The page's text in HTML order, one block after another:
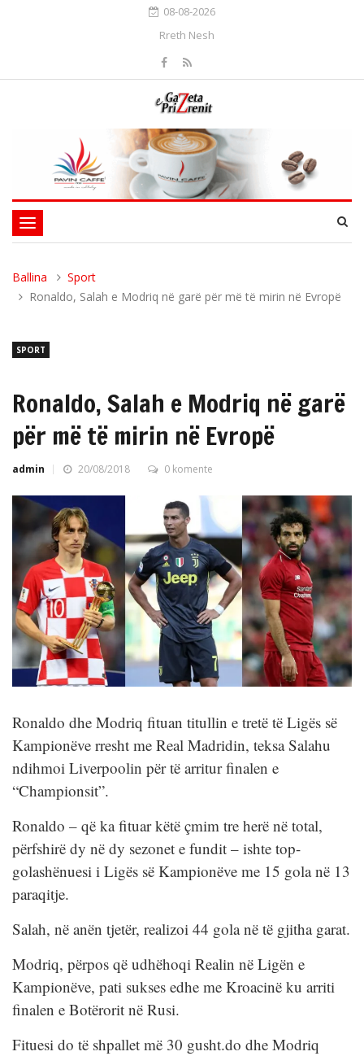
08-08-2026
Rreth Nesh
Toggle
navigation
Ballina
Sport
Ronaldo, Salah e Modriq në garë për më të mirin në Evropë
SPORT
Ronaldo, Salah e Modriq në garë
për më të mirin në Evropë
admin 20/08/2018 0 komente
Ronaldo dhe Modriq fituan titullin e tretë të Ligës së
Kampionëve rresht me Real Madridin, teksa Salahu
ndihmoi Liverpoolin për të arritur finalen e
“Championsit”.
Ronaldo – që ka fituar këtë çmim tre herë në total,
përfshirë dy në dy sezonet e fundit – ishte top-
golashënuesi i Ligës së Kampionëve me 15 gola në 13
paraqitje.
Salah, në anën tjetër, realizoi 44 gola në të gjitha garat.
Modriq, përpos që udhëhoqi Realin në Ligën e
Kampionëve, pati sukses edhe me Kroacinë ku arriti
finalen e Botërorit në Rusi.
Fituesi do të shpallet më 30 gusht.do dhe Modriq